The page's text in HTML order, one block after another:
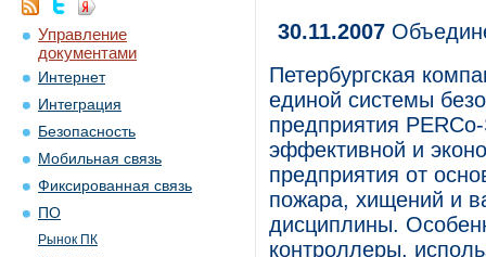
Управление
документами
Интернет
Интеграция
Безопасность
Мобильная связь
Фиксированная связь
ПО
Рынок ПК
30.11.2007
Петербургская
единой системы
предприятия
эффективной и
предприятия от
пожара, хищений и
дисциплины.
контроллеры,